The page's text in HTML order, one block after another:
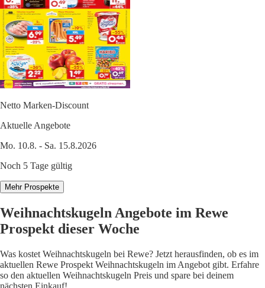
Netto Marken-Discount
Aktuelle Angebote
Mo. 10.8. - Sa. 15.8.2026
Noch 5 Tage gültig
Mehr Prospekte
Weihnachtskugeln Angebote im Rewe
Prospekt dieser Woche
Was kostet Weihnachtskugeln bei Rewe? Jetzt herausfinden, ob es im
aktuellen Rewe Prospekt Weihnachtskugeln im Angebot gibt. Erfahre
so den aktuellen Weihnachtskugeln Preis und spare bei deinem